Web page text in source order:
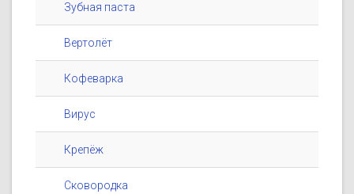
Зубная паста
Вертолёт
Кофеварка
Вирус
Крепёж
Сковородка